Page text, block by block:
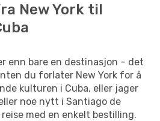
New York til
enn bare en destinasjon – det
du forlater New York for å
kulturen i Cuba, eller jager
noe nytt i Santiago de
med en enkelt bestilling.